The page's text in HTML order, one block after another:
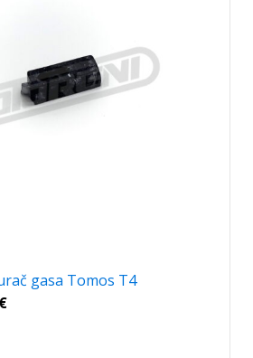
gasa Tomos T4
€